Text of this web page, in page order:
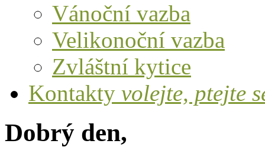
Vánoční vazba
Velikonoční vazba
Zvláštní kytice
Kontakty volejte, ptejte
Dobrý den,